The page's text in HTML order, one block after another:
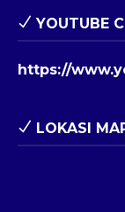
YOUTUBE
https://
LOKASI